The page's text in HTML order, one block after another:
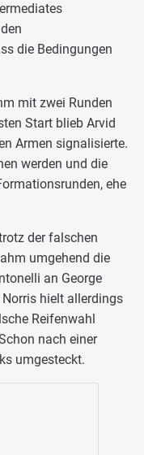
die Bedingungen
mit zwei Runden
Start blieb Arvid
Armen signalisierte.
werden und die
ehe
der falschen
umgehend die
an George
hielt allerdings
Reifenwahl
nach einer
umgesteckt.